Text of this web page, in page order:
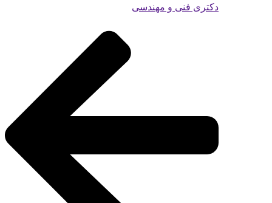
دکتری فنی و مهندسی